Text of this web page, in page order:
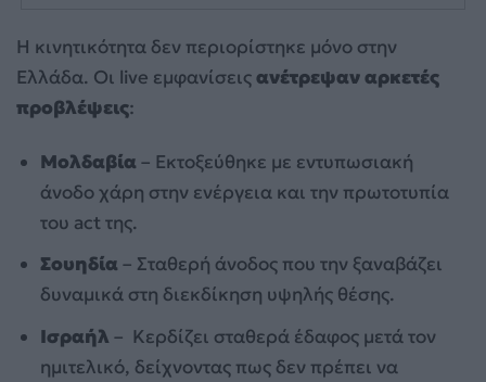
Η κινητικότητα δεν περιορίστηκε μόνο στην
Ελλάδα. Οι live εμφανίσειςανέτρεψαν αρκετές
προβλέψεις:
Μολδαβία – Εκτοξεύθηκε με εντυπωσιακή
άνοδο χάρη στην ενέργεια και την πρωτοτυπία
του act της.
Σουηδία – Σταθερή άνοδος που την ξαναβάζει
δυναμικά στη διεκδίκηση υψηλής θέσης.
Ισραήλ – Κερδίζει σταθερά έδαφος μετά τον
ημιτελικό, δείχνοντας πως δεν πρέπει να